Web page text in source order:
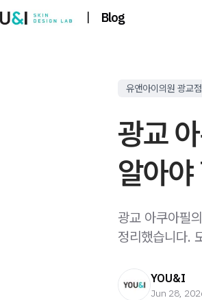
| Blog
유앤아이의원 광교점
광교
알아야
광교 아쿠아필
정리했습니다.
YOU&I
Jun 28,